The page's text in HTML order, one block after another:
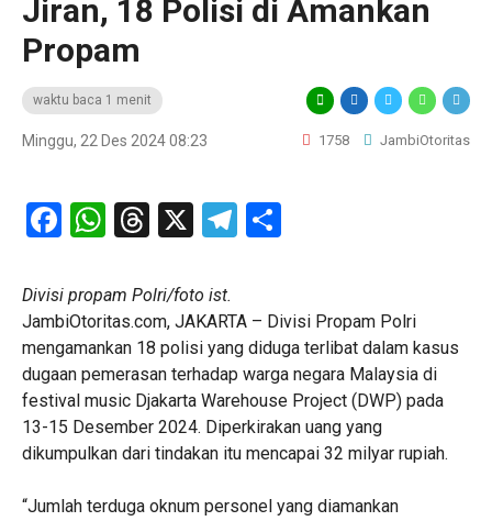
Jiran, 18 Polisi di Amankan
Propam
waktu baca 1 menit
Minggu, 22 Des 2024 08:23 1758 JambiOtoritas
Facebook
WhatsApp
Threads
X Telegram
Divisi propam Polri/foto ist.
JambiOtoritas.com, JAKARTA – Divisi Propam Polri
mengamankan 18 polisi yang diduga terlibat dalam kasus
dugaan pemerasan terhadap warga negara Malaysia di
festival music Djakarta Warehouse Project (DWP) pada
13-15 Desember 2024. Diperkirakan uang yang
dikumpulkan dari tindakan itu mencapai 32 milyar rupiah.
“Jumlah terduga oknum personel yang diamankan